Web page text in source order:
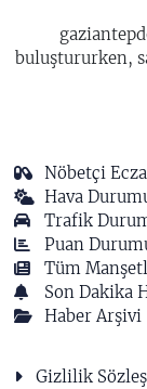
buluştururken,
Nöbetçi
Hava
Trafik
Puan
Tüm
Son Dakika
Haber Arşivi
Gizlilik